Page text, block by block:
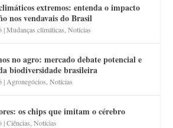
extremos: entenda o impacto
nos vendavais do Brasil
|Mudanças climáticas ,Notícias
no agro: mercado debate potencial e
biodiversidade brasileira
| Agronegócios ,Notícias
os chips que imitam o cérebro
|Ciências ,Notícias